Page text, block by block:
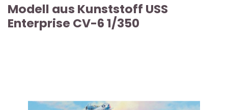
Modell aus Kunststoff USS
Enterprise CV-6 1/350